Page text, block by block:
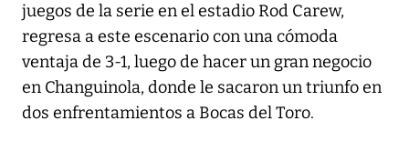
juegos de la serie en el estadio Rod Carew,
regresa a este escenario con una cómoda
ventaja de 3-1, luego de hacer un gran negocio
en Changuinola, donde le sacaron un triunfo en
dos enfrentamientos a Bocas del Toro.